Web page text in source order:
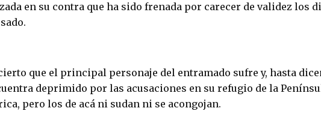
en su contra que ha sido frenada por carecer de validez los
que el principal personaje del entramado sufre y, hasta
deprimido por las acusaciones en su refugio de la
pero los de acá ni sudan ni se acongojan.